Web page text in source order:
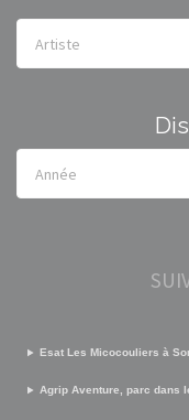
Esat Les Micocouliers à
Agrip Aventure, parc dans